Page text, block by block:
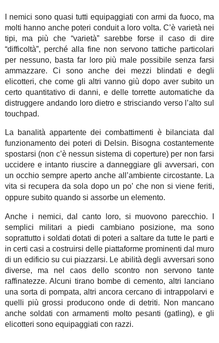
I nemici sono quasi tutti equipaggiati con armi da fuoco, ma
molti hanno anche poteri conduit a loro volta. C’è varietà nei
tipi, ma più che “varietà” sarebbe forse il caso di dire
“difficoltà”, perché alla fine non servono tattiche particolari
per nessuno, basta far loro più male possibile senza farsi
ammazzare. Ci sono anche dei mezzi blindati e degli
elicotteri, che come gli altri vanno giù dopo aver subito un
certo quantitativo di danni, e delle torrette automatiche da
distruggere andando loro dietro e strisciando verso l’alto sul
touchpad.
La banalità appartente dei combattimenti è bilanciata dal
funzionamento dei poteri di Delsin. Bisogna costantemente
spostarsi (non c’è nessun sistema di coperture) per non farsi
uccidere e intanto riuscire a danneggiare gli avversari, con
un occhio sempre aperto anche all’ambiente circostante. La
vita si recupera da sola dopo un po’ che non si viene feriti,
oppure subito quando si assorbe un elemento.
Anche i nemici, dal canto loro, si muovono parecchio. I
semplici militari a piedi cambiano posizione, ma sono
soprattutto i soldati dotati di poteri a saltare da tutte le parti e
in certi casi a costruirsi delle piattaforme prominenti dal muro
di un edificio su cui piazzarsi. Le abilità degli avversari sono
diverse, ma nel caos dello scontro non servono tante
raffinatezze. Alcuni tirano bombe di cemento, altri lanciano
una sorta di pompata, altri ancora cercano di intrappolarvi e
quelli più grossi producono onde di detriti. Non mancano
anche soldati con armamenti molto pesanti (gatling), e gli
elicotteri sono equipaggiati con razzi.